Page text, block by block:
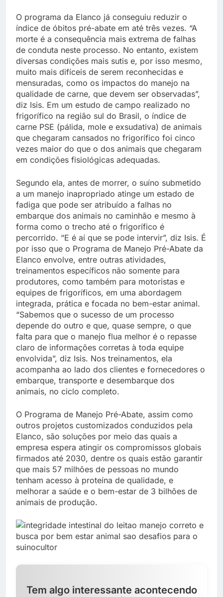
O programa da Elanco já conseguiu reduzir o
índice de óbitos pré-abate em até três vezes. “A
morte é a consequência mais extrema de falhas
de conduta neste processo. No entanto, existem
diversas condições mais sutis e, por isso mesmo,
muito mais difíceis de serem reconhecidas e
mensuradas, como os impactos do manejo na
qualidade de carne, que devem ser observadas”,
diz Isis. Em um estudo de campo realizado no
frigorífico na região sul do Brasil, o índice de
carne PSE (pálida, mole e exsudativa) de animais
que chegaram cansados no frigorífico foi cinco
vezes maior do que o dos animais que chegaram
em condições fisiológicas adequadas.
Segundo ela, antes de morrer, o suíno submetido
a um manejo inapropriado atinge um estado de
fadiga que pode ser atribuído a falhas no
embarque dos animais no caminhão e mesmo à
forma como o trecho até o frigorífico é
percorrido. “E é aí que se pode intervir”, diz Isis. É
por isso que o Programa de Manejo Pré-Abate da
Elanco envolve, entre outras atividades,
treinamentos específicos não somente para
produtores, como também para motoristas e
equipes de frigoríficos, em uma abordagem
integrada, prática e focada no bem-estar animal.
“Sabemos que o sucesso de um processo
depende do outro e que, quase sempre, o que
falta para que o manejo flua melhor é o repasse
claro de informações corretas à toda equipe
envolvida”, diz Isis. Nos treinamentos, ela
acompanha ao lado dos clientes e fornecedores o
embarque, transporte e desembarque dos
animais, no ciclo completo.
O Programa de Manejo Pré-Abate, assim como
outros projetos customizados conduzidos pela
Elanco, são soluções por meio das quais a
empresa espera atingir os compromissos globais
firmados até 2030, dentre os quais estão garantir
que mais 57 milhões de pessoas no mundo
tenham acesso à proteína de qualidade, e
melhorar a saúde e o bem-estar de 3 bilhões de
animais de produção.
Tem algo interessante acontecendo